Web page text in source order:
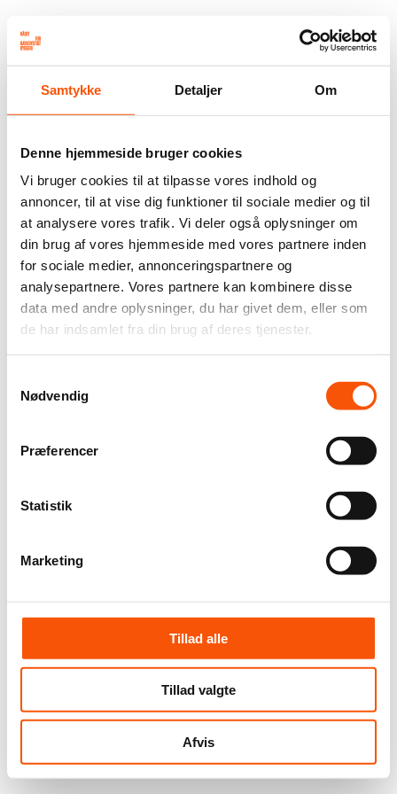
Samtykke Detaljer Om
Denne hjemmeside bruger cookies
Vi bruger cookies til at tilpasse vores indhold og
annoncer, til at vise dig funktioner til sociale medier og til
at analysere vores trafik. Vi deler også oplysninger om
din brug af vores hjemmeside med vores partnere inden
for sociale medier, annonceringspartnere og
analysepartnere. Vores partnere kan kombinere disse
data med andre oplysninger, du har givet dem, eller som
de har indsamlet fra din brug af deres tjenester.
Nødvendig
Præferencer
Statistik
Marketing
Tillad alle
Tillad valgte
Afvis